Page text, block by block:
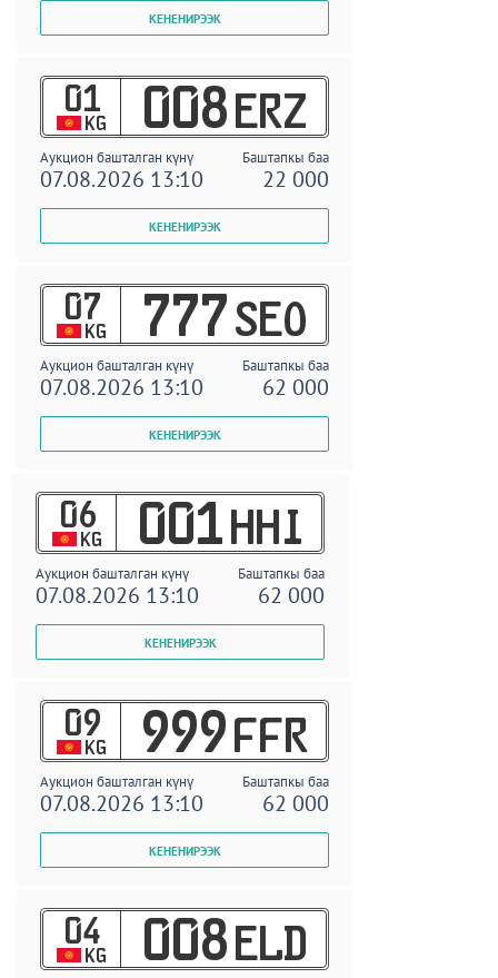
01
KG 008 ERZ
Аукцион башталган күнү Баштапкы баа
07.08.2026 13:10 22 000
07
KG 777 SEO
Аукцион башталган күнү Баштапкы баа
07.08.2026 13:10 62 000
06
KG 001 HHI
Аукцион башталган күнү Баштапкы баа
07.08.2026 13:10 62 000
09
KG 999 FFR
Аукцион башталган күнү Баштапкы баа
07.08.2026 13:10 62 000
04
KG 008 ELD